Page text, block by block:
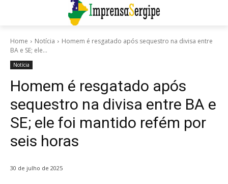
Home Notícia
Homem é resgatado após sequestro na divisa entre
BA e SE; ele...
Notícia
Homem é resgatado após
sequestro na divisa entre BA e
SE; ele foi mantido refém por
seis horas
30 de julho de 2025